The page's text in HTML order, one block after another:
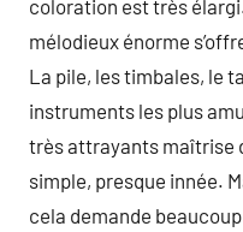
coloration est très
mélodieux énorme
La pile, les timbales, le
instruments les plus
très attrayants maîtrise
simple, presque innée.
cela demande